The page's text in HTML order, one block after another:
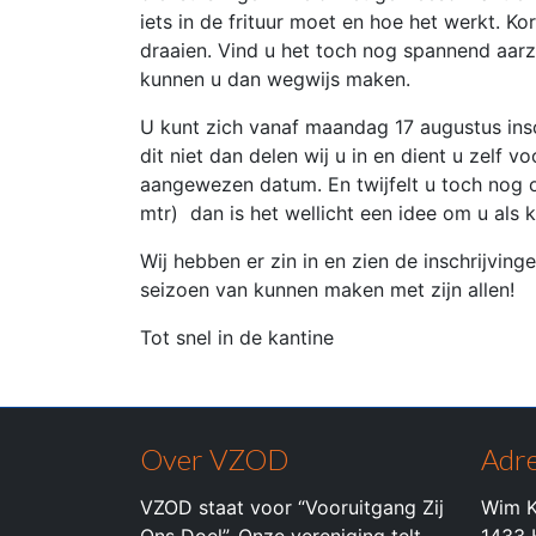
iets in de frituur moet en hoe het werkt.
draaien. Vind u het toch nog spannend
kunnen u dan wegwijs maken.
U kunt zich vanaf maandag 17 augustus
dit niet dan delen wij u in en dient u zelf
aangewezen datum. En twijfelt u toch nog
mtr) dan is het wellicht een idee om u als
Wij hebben er zin in en zien de
seizoen van kunnen maken met zijn allen!
Tot snel in de kantine
Over VZOD
VZOD staat voor “Vooruitgang Zij
Wim